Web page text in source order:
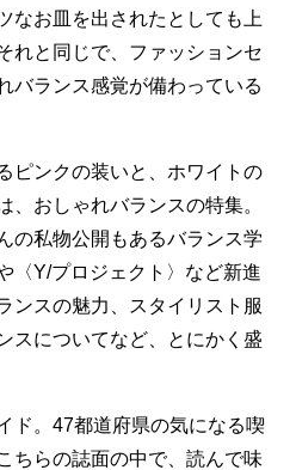
なお皿を出されたとしても上
れと同じで、ファッションセ
バランス感覚が備わっている
ピンクの装いと、ホワイトの
、おしゃれバランスの特集。
の私物公開もあるバランス学
〈Y/プロジェクト〉など新進
ンスの魅力、スタイリスト服
スについてなど、とにかく盛
ド。47都道府県の気になる喫
ちらの誌面の中で、読んで味